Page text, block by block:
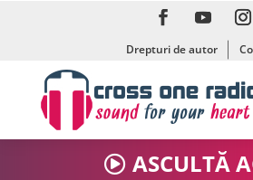
Drepturi de autor
ASCULTĂ